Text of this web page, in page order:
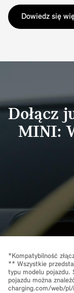
Dowiedz się
Dołącz
MINI:
*Kompatybilność
** Wszystkie
typu modelu pojazdu.
pojazdu można
charging.com/web/